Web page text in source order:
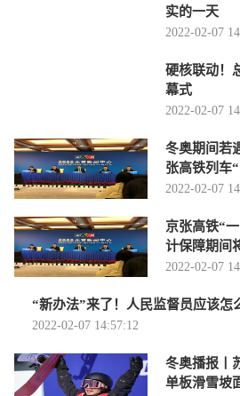
实的一天
2022-02-07
硬核联动！
幕式
2022-02-07
冬奥期间若
张高铁列车
2022-02-07
京张高铁“
计保障期间
2022-02-07
“新办法”来了！人民监督员应该怎
2022-02-07 14:57:12
冬奥播报丨
单板滑雪坡